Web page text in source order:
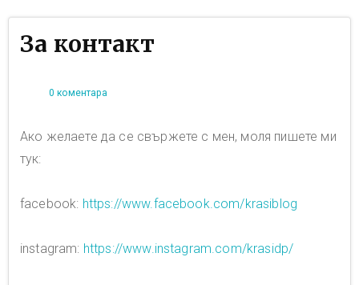
За контакт
0 коментара
Ако желаете да се свържете с мен, моля пишете ми
тук:
facebook: https://www.facebook.com/krasiblog
instagram: https://www.instagram.com/krasidp/